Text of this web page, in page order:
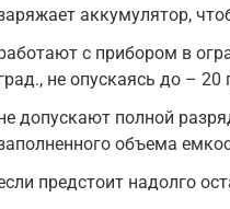
аккумулятор,
с прибором в
не опускаясь до – 20
допускают полной
объема
предстоит надолго